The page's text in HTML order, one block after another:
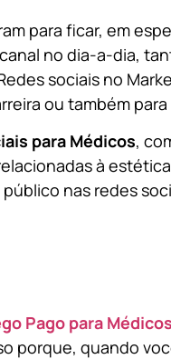
para ficar, em
no dia-a-dia,
sociais no
ou também
para Médicos,
à
nas redes
Pago para Médicos
porque, quando